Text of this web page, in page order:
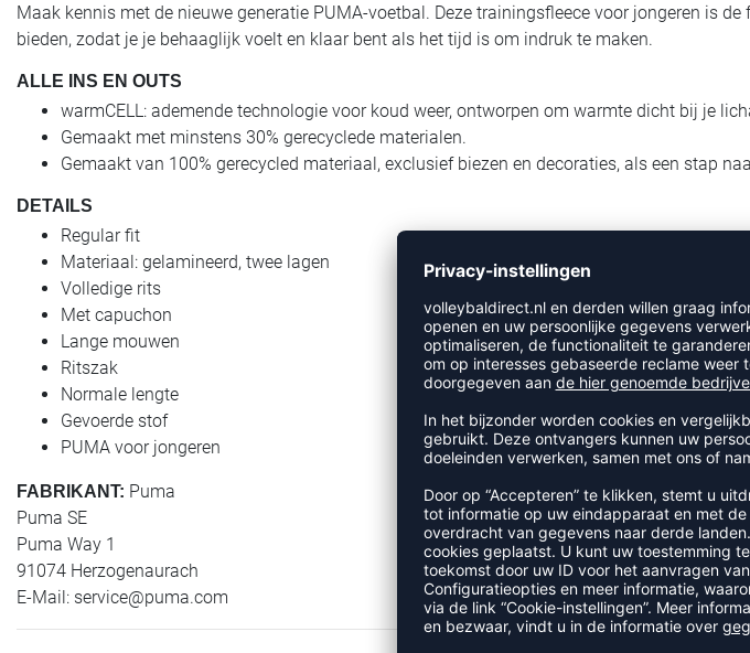
Maak kennis met de nieuwe generatie PUMA-voetbal. Deze trainingsfleece voor jongeren is
bieden, zodat je je behaaglijk voelt en klaar bent als het tijd is om indruk te maken.
ALLE INS EN OUTS
warmCELL: ademende technologie voor koud weer, ontworpen om warmte dicht bij je
Gemaakt met minstens 30% gerecyclede materialen.
Gemaakt van 100% gerecycled materiaal, exclusief biezen en decoraties, als een stap
DETAILS
Regular fit
Materiaal: gelamineerd, twee lagen
Volledige rits
Met capuchon
Lange mouwen
Ritszak
Normale lengte
Gevoerde stof
PUMA voor jongeren
FABRIKANT: Puma
Puma SE
Puma Way 1
91074 Herzogenaurach
E-Mail: service@puma.com